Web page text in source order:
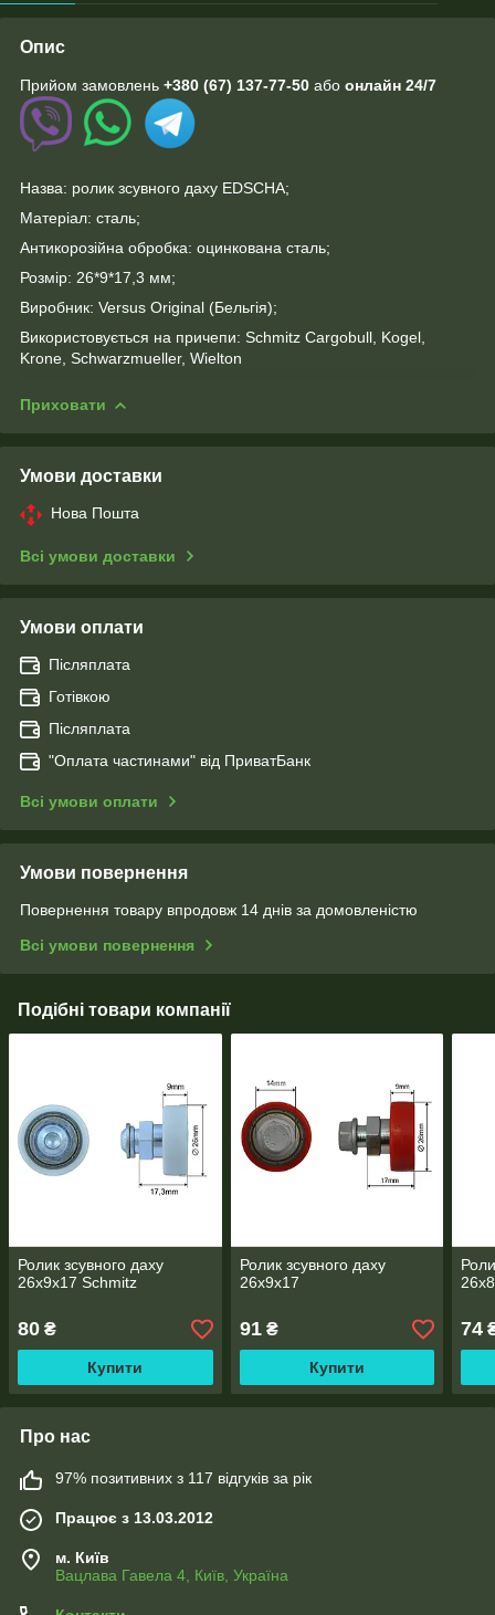
Опис
Прийом замовлень +380 (67) 137-77-50 або онлайн 24/7
Назва: ролик зсувного даху EDSCHA;
Матеріал: сталь;
Антикорозійна обробка: оцинкована сталь;
Розмір: 26*9*17,3 мм;
Виробник: Versus Original (Бельгія);
Використовується на причепи: Schmitz Cargobull, Kogel,
Krone, Schwarzmueller, Wielton
Приховати
Умови доставки
Нова Пошта
Всі умови доставки
Умови оплати
Післяплата
Готівкою
Післяплата
"Оплата чаcтинами" від ПриватБанк
Всі умови оплати
Умови повернення
Повернення товару впродовж 14 днів за домовленістю
Всі умови повернення
Подібні товари компанії
Ролик зсувного даху
26x9x17 Schmitz
80 ₴
Купити
Ролик зсувного даху
26x9x17
91₴
Купити
74
Про нас
97% позитивних з 117 відгуків за рік
Працює з 13.03.2012
м. Київ
Вацлава Гавела 4, Київ, Україна